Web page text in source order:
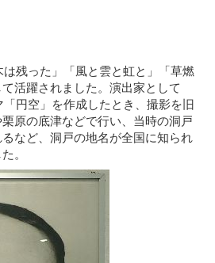
残った」「風と雲と虹と」「草燃
活躍されました。演出家として
円空」を作成したとき、撮影を旧
原の底津などで行い、当時の洞戸
など、洞戸の地名が全国に知られ
。